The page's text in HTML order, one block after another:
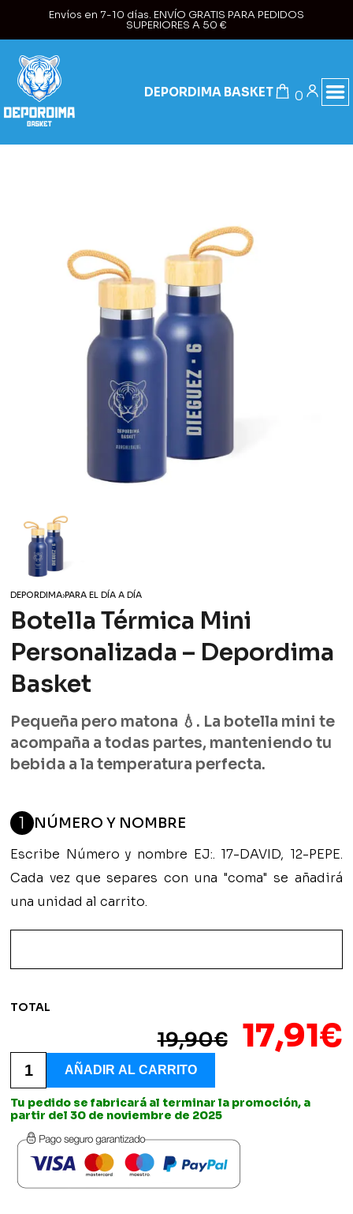
Envíos en 7-10 días. ENVÍO GRATIS PARA PEDIDOS
SUPERIORES A 50 €
DEPORDIMA BASKET 0
DEPORDIMA›PARA EL DÍA A DÍA
Botella Térmica Mini
Personalizada – Depordima
Basket
Pequeña pero matona 💧. La botella mini te
acompaña a todas partes, manteniendo tu
bebida a la temperatura perfecta.
1 NÚMERO Y NOMBRE
Escribe Número y nombre EJ:. 17-DAVID, 12-PEPE.
Cada vez que separes con una "coma" se añadirá
una unidad al carrito.
TOTAL
19,90€ El
17,91€
Botella
Térmica
Personalizada
-
Depordima
Basket
cantidad
AÑADIR AL CARRITO
Tu pedido se fabricará al terminar la promoción, a
partir del 30 de noviembre de 2025